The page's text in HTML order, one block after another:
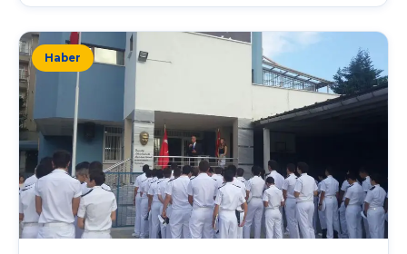
Haber